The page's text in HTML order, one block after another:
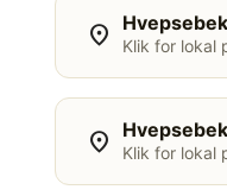
location_on Klik for lokal
location_on Klik for lokal